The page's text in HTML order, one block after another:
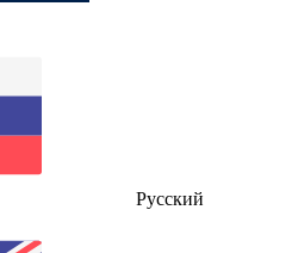
Русский